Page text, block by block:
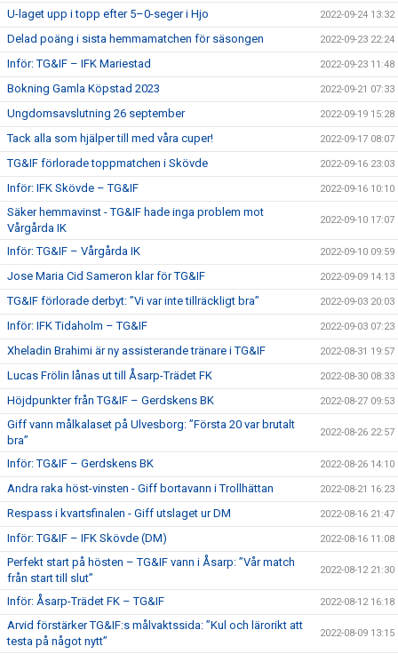
U-laget upp i topp efter 5–0-seger i Hjo 2022-09-24 13:32
Delad poäng i sista hemmamatchen för säsongen 2022-09-23 22:24
Inför: TG&IF – IFK Mariestad 2022-09-23 11:48
Bokning Gamla Köpstad 2023 2022-09-21 07:33
Ungdomsavslutning 26 september 2022-09-19 15:28
Tack alla som hjälper till med våra cuper! 2022-09-17 08:07
TG&IF förlorade toppmatchen i Skövde 2022-09-16 23:03
Inför: IFK Skövde – TG&IF 2022-09-16 10:10
Säker hemmavinst - TG&IF hade inga problem mot
Vårgårda IK
2022-09-10 17:07
Inför: TG&IF – Vårgårda IK 2022-09-10 09:59
Jose Maria Cid Sameron klar för TG&IF 2022-09-09 14:13
TG&IF förlorade derbyt: ”Vi var inte tillräckligt bra” 2022-09-03 20:03
Inför: IFK Tidaholm – TG&IF 2022-09-03 07:23
Xheladin Brahimi är ny assisterande tränare i TG&IF 2022-08-31 19:57
Lucas Frölin lånas ut till Åsarp-Trädet FK 2022-08-30 08:33
Höjdpunkter från TG&IF – Gerdskens BK 2022-08-27 09:53
Giff vann målkalaset på Ulvesborg: ”Första 20 var brutalt
bra”
2022-08-26 22:57
Inför: TG&IF – Gerdskens BK 2022-08-26 14:10
Andra raka höst-vinsten - Giff bortavann i Trollhättan 2022-08-21 16:23
Respass i kvartsfinalen - Giff utslaget ur DM 2022-08-16 21:47
Inför: TG&IF – IFK Skövde (DM) 2022-08-16 11:08
Perfekt start på hösten – TG&IF vann i Åsarp: ”Vår match
från start till slut”
2022-08-12 21:30
Inför: Åsarp-Trädet FK – TG&IF 2022-08-12 16:18
Arvid förstärker TG&IF:s målvaktssida: ”Kul och lärorikt att
testa på något nytt”
2022-08-09 13:15